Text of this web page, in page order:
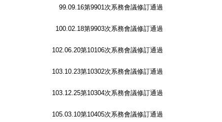
99.09.16第9901次系務會議修訂通過
100.02.18第9903次系務會議修訂通過
102.06.20第10106次系務會議修訂通過
103.10.23第10302次系務會議修訂通過
103.12.25第10304次系務會議修訂通過
105.03.10第10405次系務會議修訂通過